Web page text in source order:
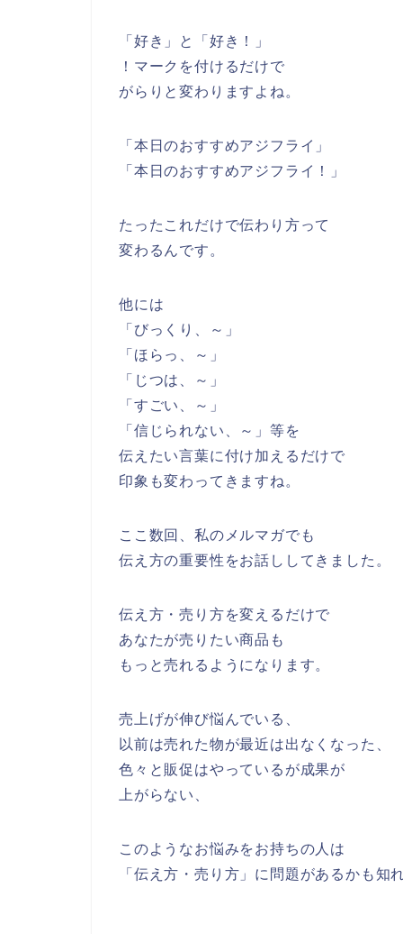
「好き」と「好き！」
！マークを付けるだけで
がらりと変わりますよね。
「本日のおすすめアジフライ」
「本日のおすすめアジフライ！」
たったこれだけで伝わり方って
変わるんです。
他には
「びっくり、～」
「ほらっ、～」
「じつは、～」
「すごい、～」
「信じられない、～」等を
伝えたい言葉に付け加えるだけで
印象も変わってきますね。
ここ数回、私のメルマガでも
伝え方の重要性をお話ししてきました。
伝え方・売り方を変えるだけで
あなたが売りたい商品も
もっと売れるようになります。
売上げが伸び悩んでいる、
以前は売れた物が最近は出なくなった、
色々と販促はやっているが成果が
上がらない、
このようなお悩みをお持ちの人は
「伝え方・売り方」に問題があるかも知